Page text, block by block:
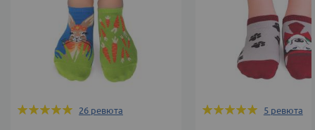
Оценка:
26 ревюта
Оценка:
5 ревюта